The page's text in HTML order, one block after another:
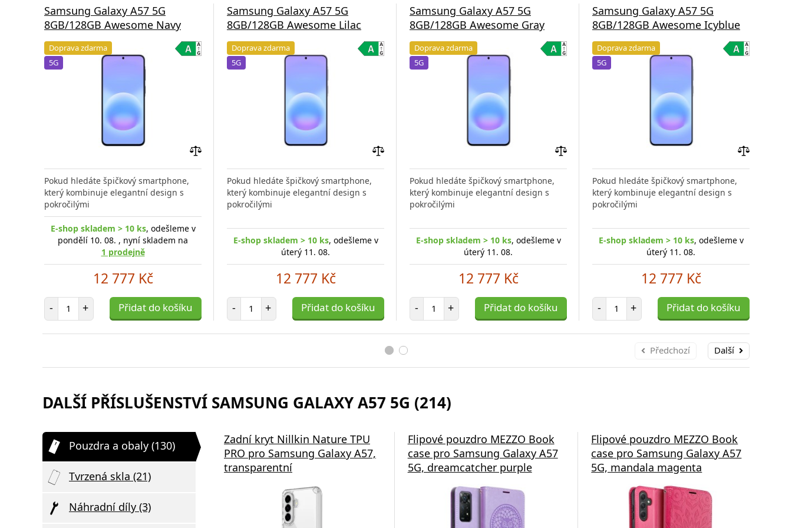
Samsung Galaxy A57 5G
8GB/128GB Awesome Navy
Doprava zdarma
5G
porovnání
Pokud hledáte špičkový smartphone,
který kombinuje elegantní design s
pokročilými
E-shop skladem > 10 ks, odešleme v
pondělí 10. 08. , nyní skladem na
1 prodejně
12 777 Kč
- Počet položek
+ Přidat do košíku
Samsung Galaxy A57 5G
8GB/128GB Awesome Lilac
Doprava zdarma
5G
porovnání
Pokud hledáte špičkový smartphone,
který kombinuje elegantní design s
pokročilými
E-shop skladem > 10 ks, odešleme v
úterý 11. 08.
12 777 Kč
- Počet položek
+ Přidat do košíku
Samsung Galaxy A57 5G
8GB/128GB Awesome Gray
Doprava zdarma
5G
porovnání
Pokud hledáte špičkový smartphone,
který kombinuje elegantní design s
pokročilými
E-shop skladem > 10 ks, odešleme v
úterý 11. 08.
12 777 Kč
- Počet položek
+ Přidat do košíku
Samsung Galaxy A57 5G
8GB/128GB Awesome Icyblue
Doprava zdarma
5G
Pokud hledáte špičkový smartphone,
který kombinuje elegantní design s
pokročilými
E-shop skladem > 10 ks, odešleme v
úterý 11. 08.
12 777 Kč
- Počet položek
+ Přidat do košíku
Předchozí Další
DALŠÍ PŘÍSLUŠENSTVÍ SAMSUNG GALAXY A57 5G (214)
Pouzdra a obaly (130)
Tvrzená skla (21)
Náhradní díly (3)
Zadní kryt Nillkin Nature TPU
PRO pro Samsung Galaxy A57,
transparentní
Flipové pouzdro MEZZO Book
case pro Samsung Galaxy A57
5G, dreamcatcher purple
Flipové pouzdro MEZZO Book
case pro Samsung Galaxy A57
5G, mandala magenta